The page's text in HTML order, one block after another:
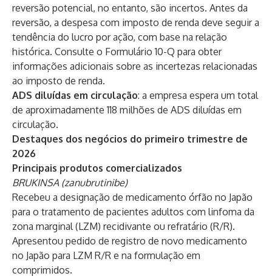
reversão potencial, no entanto, são incertos. Antes da
reversão, a despesa com imposto de renda deve seguir a
tendência do lucro por ação, com base na relação
histórica. Consulte o Formulário 10-Q para obter
informações adicionais sobre as incertezas relacionadas
ao imposto de renda.
ADS diluídas em circulação: a empresa espera um total
de aproximadamente 118 milhões de ADS diluídas em
circulação.
Destaques dos negócios do primeiro trimestre de
2026
Principais produtos comercializados
BRUKINSA (zanubrutinibe)
Recebeu a designação de medicamento órfão no Japão
para o tratamento de pacientes adultos com linfoma da
zona marginal (LZM) recidivante ou refratário (R/R).
Apresentou pedido de registro de novo medicamento
no Japão para LZM R/R e na formulação em
comprimidos.